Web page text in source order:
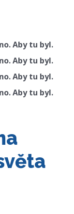
Aby tu byl.
Aby tu byl.
Aby tu byl.
Aby tu byl.